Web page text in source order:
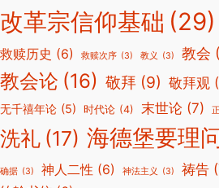
改革宗信仰基础 (29)
救赎历史 (6) 救赎次序 (3) 教义 (3) 教会
教会论 (16) 敬拜 (9) 敬拜观
无千禧年论 (5) 时代论 (4) 末世论 (7)
洗礼 (17) 海德堡要理
确据 (3) 神人二性 (6) 神法主义 (3) 祷告